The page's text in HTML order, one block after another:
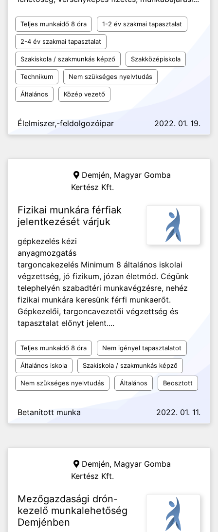
Teljes munkaidő 8 óra 1-2 év szakmai tapasztalat
2-4 év szakmai tapasztalat
Szakiskola / szakmunkás képző Szakközépiskola
Technikum Nem szükséges nyelvtudás
Általános Közép vezető
Élelmiszer,-feldolgozóipar 2022. 01. 19.
Demjén, Magyar Gomba
Kertész Kft.
Fizikai munkára férfiak
jelentkezését várjuk
gépkezelés kézi
anyagmozgatás
targoncakezelés Minimum 8 általános iskolai
végzettség, jó fizikum, józan életmód. Cégünk
telephelyén szabadtéri munkavégzésre, nehéz
fizikai munkára keresünk férfi munkaerőt.
Gépkezelői, targoncavezetői végzettség és
tapasztalat előnyt jelent....
Teljes munkaidő 8 óra Nem igényel tapasztalatot
Általános iskola Szakiskola / szakmunkás képző
Nem szükséges nyelvtudás Általános Beosztott
Betanított munka 2022. 01. 11.
Demjén, Magyar Gomba
Kertész Kft.
Mezőgazdasági drón-
kezelő munkalehetőség
Demjénben